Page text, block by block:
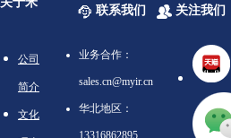
联系我们 关注我们
公司
简介
文化
业务合作：
sales.cn@myir.cn
华北地区：
13316862895